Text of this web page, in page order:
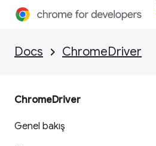
Docs ChromeDriver
ChromeDriver
Genel bakış